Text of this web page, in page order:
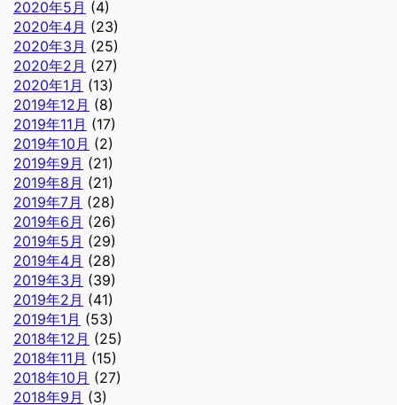
2020年5月 (4)
2020年4月 (23)
2020年3月 (25)
2020年2月 (27)
2020年1月 (13)
2019年12月 (8)
2019年11月 (17)
2019年10月 (2)
2019年9月 (21)
2019年8月 (21)
2019年7月 (28)
2019年6月 (26)
2019年5月 (29)
2019年4月 (28)
2019年3月 (39)
2019年2月 (41)
2019年1月 (53)
2018年12月 (25)
2018年11月 (15)
2018年10月 (27)
2018年9月 (3)